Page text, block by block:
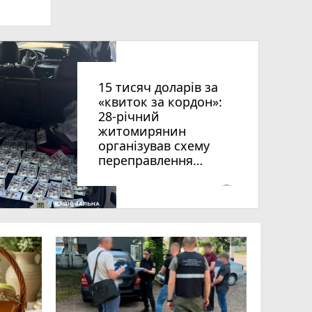
15 тисяч доларів за
«квиток за кордон»:
28-річний
житомирянин
організував схему
переправлення
віку за межі країни
photo_camera